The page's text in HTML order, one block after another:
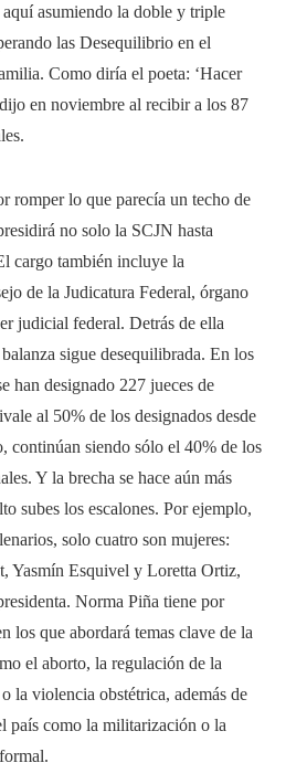
asumiendo la doble y triple
las Desequilibrio en el
Como diría el poeta: ‘Hacer
en noviembre al recibir a los 87
romper lo que parecía un techo de
no solo la SCJN hasta
cargo también incluye la
de la Judicatura Federal, órgano
judicial federal. Detrás de ella
sigue desequilibrada. En los
han designado 227 jueces de
al 50% de los designados desde
continúan siendo sólo el 40% de los
Y la brecha se hace aún más
subes los escalones. Por ejemplo,
solo cuatro son mujeres:
Yasmín Esquivel y Loretta Ortiz,
Norma Piña tiene por
los que abordará temas clave de la
el aborto, la regulación de la
la violencia obstétrica, además de
país como la militarización o la